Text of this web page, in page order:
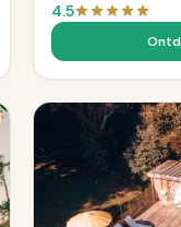
4.5